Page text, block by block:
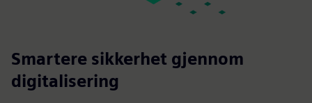
Smartere sikkerhet gjennom
digitalisering